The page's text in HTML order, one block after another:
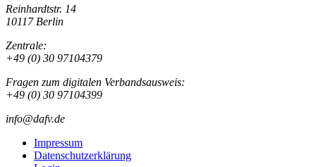
Reinhardtstr. 14
10117 Berlin
Zentrale:
+49 (0) 30 97104379
Fragen zum digitalen Verbandsausweis:
+49 (0) 30 97104399
info@dafv.de
Impressum
Datenschutzerklärung